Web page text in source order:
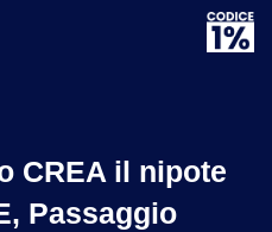
CREA il nipote
Passaggio